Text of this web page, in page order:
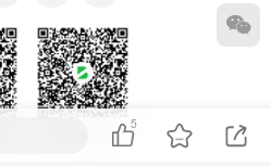
扫码加微信
5